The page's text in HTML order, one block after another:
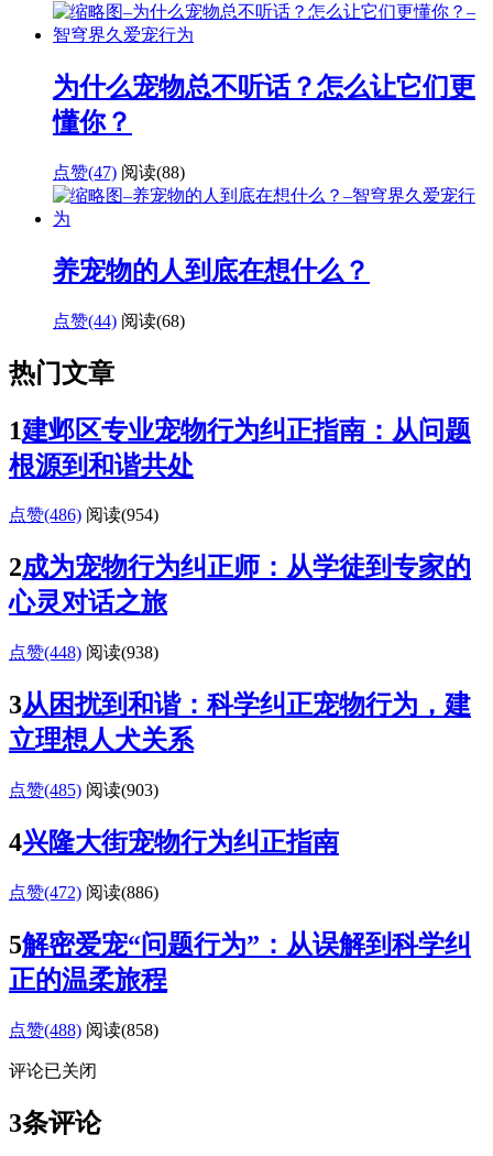
为什么宠物总不听话？怎么让它们更
懂你？
点赞(47) 阅读(88)
养宠物的人到底在想什么？
点赞(44) 阅读(68)
热门文章
1建邺区专业宠物行为纠正指南：从问题
根源到和谐共处
点赞(486) 阅读(954)
2成为宠物行为纠正师：从学徒到专家的
心灵对话之旅
点赞(448) 阅读(938)
3从困扰到和谐：科学纠正宠物行为，建
立理想人犬关系
点赞(485) 阅读(903)
4兴隆大街宠物行为纠正指南
点赞(472) 阅读(886)
5解密爱宠“问题行为”：从误解到科学纠
正的温柔旅程
点赞(488) 阅读(858)
评论已关闭
3条评论